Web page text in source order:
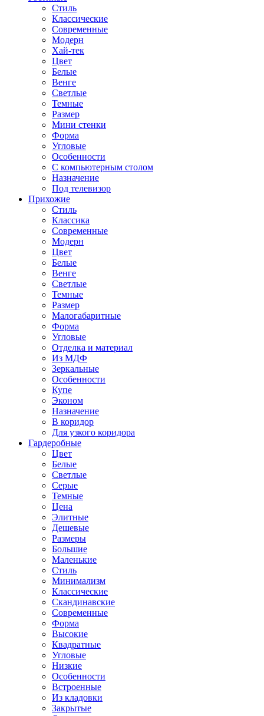
Стиль
Классические
Современные
Модерн
Хай-тек
Цвет
Белые
Венге
Светлые
Темные
Размер
Мини стенки
Форма
Угловые
Особенности
С компьютерным столом
Назначение
Под телевизор
Прихожие
Стиль
Классика
Современные
Модерн
Цвет
Белые
Венге
Светлые
Темные
Размер
Малогабаритные
Форма
Угловые
Отделка и материал
Из МДФ
Зеркальные
Особенности
Купе
Эконом
Назначение
В коридор
Для узкого коридора
Гардеробные
Цвет
Белые
Светлые
Серые
Темные
Цена
Элитные
Дешевые
Размеры
Большие
Маленькие
Стиль
Минимализм
Классические
Скандинавские
Современные
Форма
Высокие
Квадратные
Угловые
Низкие
Особенности
Встроенные
Из кладовки
Закрытые